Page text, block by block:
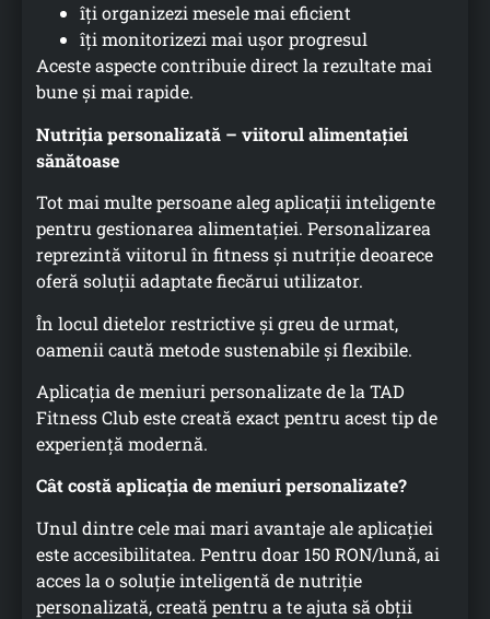
îți organizezi mesele mai eficient
îți monitorizezi mai ușor progresul
Aceste aspecte contribuie direct la rezultate mai
bune și mai rapide.
Nutriția personalizată – viitorul alimentației
sănătoase
Tot mai multe persoane aleg aplicații inteligente
pentru gestionarea alimentației. Personalizarea
reprezintă viitorul în fitness și nutriție deoarece
oferă soluții adaptate fiecărui utilizator.
În locul dietelor restrictive și greu de urmat,
oamenii caută metode sustenabile și flexibile.
Aplicația de meniuri personalizate de la TAD
Fitness Club este creată exact pentru acest tip de
experiență modernă.
Cât costă aplicația de meniuri personalizate?
Unul dintre cele mai mari avantaje ale aplicației
este accesibilitatea. Pentru doar 150 RON/lună, ai
acces la o soluție inteligentă de nutriție
personalizată, creată pentru a te ajuta să obții